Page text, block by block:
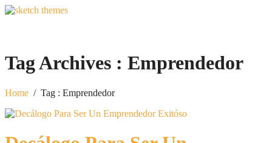
Tag Archives : Emprendedor
Home / Tag : Emprendedor